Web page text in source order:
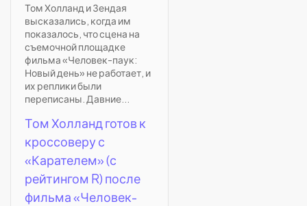
Том Холланд и Зендая
высказались, когда им
показалось, что сцена на
съемочной площадке
фильма «Человек-паук:
Новый день» не работает, и
их реплики были
переписаны. Давние...
Том Холланд готов к
кроссоверу с
«Карателем» (с
рейтингом R) после
фильма «Человек-